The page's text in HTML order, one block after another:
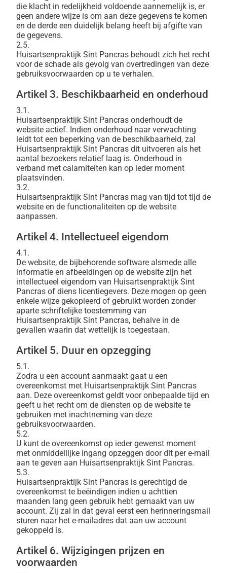
die klacht in redelijkheid voldoende aannemelijk is, er
geen andere wijze is om aan deze gegevens te komen
en de derde een duidelijk belang heeft bij afgifte van
de gegevens.
2.5.
Huisartsenpraktijk Sint Pancras behoudt zich het recht
voor de schade als gevolg van overtredingen van deze
gebruiksvoorwaarden op u te verhalen.
Artikel 3. Beschikbaarheid en onderhoud
3.1.
Huisartsenpraktijk Sint Pancras onderhoudt de
website actief. Indien onderhoud naar verwachting
leidt tot een beperking van de beschikbaarheid, zal
Huisartsenpraktijk Sint Pancras dit uitvoeren als het
aantal bezoekers relatief laag is. Onderhoud in
verband met calamiteiten kan op ieder moment
plaatsvinden.
3.2.
Huisartsenpraktijk Sint Pancras mag van tijd tot tijd de
website en de functionaliteiten op de website
aanpassen.
Artikel 4. Intellectueel eigendom
4.1.
De website, de bijbehorende software alsmede alle
informatie en afbeeldingen op de website zijn het
intellectueel eigendom van Huisartsenpraktijk Sint
Pancras of diens licentiegevers. Deze mogen op geen
enkele wijze gekopieerd of gebruikt worden zonder
aparte schriftelijke toestemming van
Huisartsenpraktijk Sint Pancras, behalve in de
gevallen waarin dat wettelijk is toegestaan.
Artikel 5. Duur en opzegging
5.1.
Zodra u een account aanmaakt gaat u een
overeenkomst met Huisartsenpraktijk Sint Pancras
aan. Deze overeenkomst geldt voor onbepaalde tijd en
geeft u het recht om de diensten op de website te
gebruiken met inachtneming van deze
gebruiksvoorwaarden.
5.2.
U kunt de overeenkomst op ieder gewenst moment
met onmiddellijke ingang opzeggen door dit per e-mail
aan te geven aan Huisartsenpraktijk Sint Pancras.
5.3.
Huisartsenpraktijk Sint Pancras is gerechtigd de
overeenkomst te beëindigen indien u achttien
maanden lang geen gebruik hebt gemaakt van uw
account. Zij zal in dat geval eerst een herinneringsmail
sturen naar het e-mailadres dat aan uw account
gekoppeld is.
Artikel 6. Wijzigingen prijzen en
voorwaarden